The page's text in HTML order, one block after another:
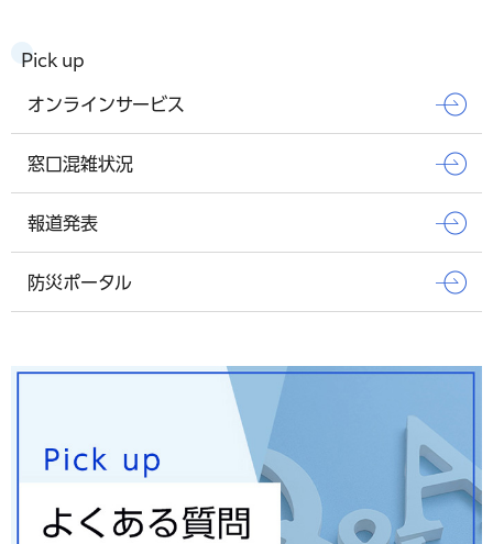
Pick up
オンラインサービス
窓口混雑状況
報道発表
防災ポータル